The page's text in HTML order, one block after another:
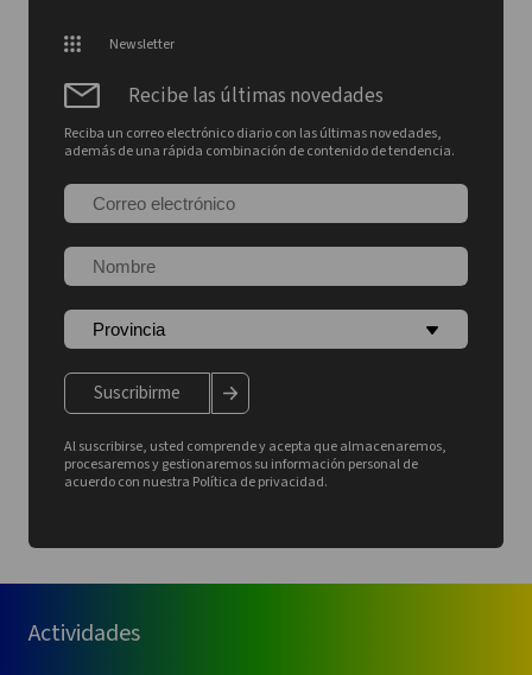
Newsletter
Recibe las últimas novedades
Reciba un correo electrónico diario con las últimas novedades,
además de una rápida combinación de contenido de tendencia.
Suscribirme
Al suscribirse, usted comprende y acepta que almacenaremos,
procesaremos y gestionaremos su información personal de
acuerdo con nuestra Política de privacidad.
Actividades